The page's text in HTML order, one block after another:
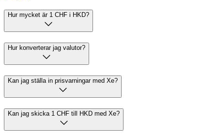
Hur mycket är 1 CHF i HKD?
Hur konverterar jag valutor?
Kan jag ställa in prisvarningar med Xe?
Kan jag skicka 1 CHF till HKD med Xe?